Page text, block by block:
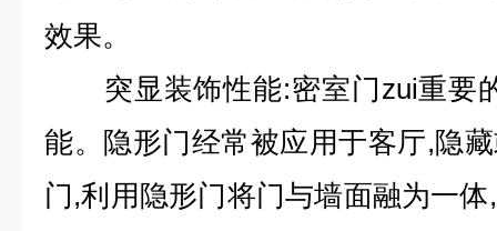
效果。
突显装饰性能:密室门zui重要
能。隐形门经常被应用于客厅,隐
门,利用隐形门将门与墙面融为一